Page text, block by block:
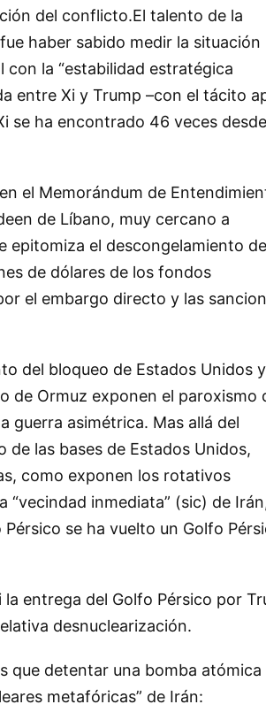
del conflicto.El talento de la
haber sabido medir la situación
con la “estabilidad estratégica
entre Xi y Trump –con el tácito
se ha encontrado 46 veces desde
el Memorándum de
de Líbano, muy cercano a
epitomiza el descongelamiento de
de dólares de los fondos
el embargo directo y las
del bloqueo de Estados Unidos
de Ormuz exponen el paroxismo
guerra asimétrica. Mas allá del
de las bases de Estados Unidos,
como exponen los rotativos
“vecindad inmediata” (sic) de
se ha vuelto un Golfo
entrega del Golfo Pérsico por
desnuclearización.
que detentar una bomba atómica
metafóricas” de Irán: